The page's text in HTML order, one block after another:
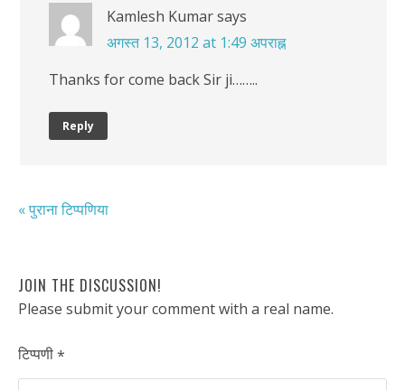
Kamlesh Kumarsays
अगस्त 13, 2012 at 1:49 अपराह्न
Thanks for come back Sir ji……..
Reply
« पुराना टिप्पणिया
JOIN THE DISCUSSION!
Please submit your comment with a real name.
टिप्पणी*